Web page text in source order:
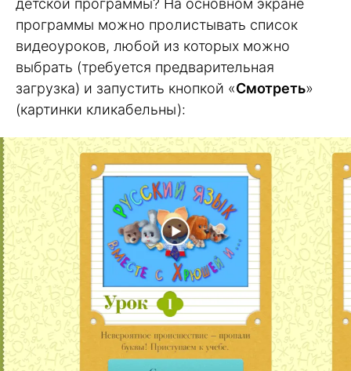
детской программы? На основном экране
программы можно пролистывать список
видеоуроков, любой из которых можно
выбрать (требуется предварительная
загрузка) и запустить кнопкой «Смотреть»
(картинки кликабельны):